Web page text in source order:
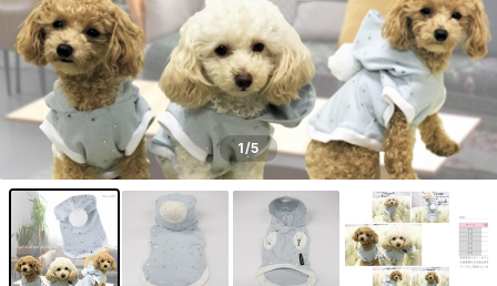
1/5